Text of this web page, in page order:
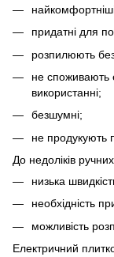
придатні для
розпилюють
не споживають
використанні;
безшумні;
не продукують
До недоліків
низька
необхідність
можливість
Електричний